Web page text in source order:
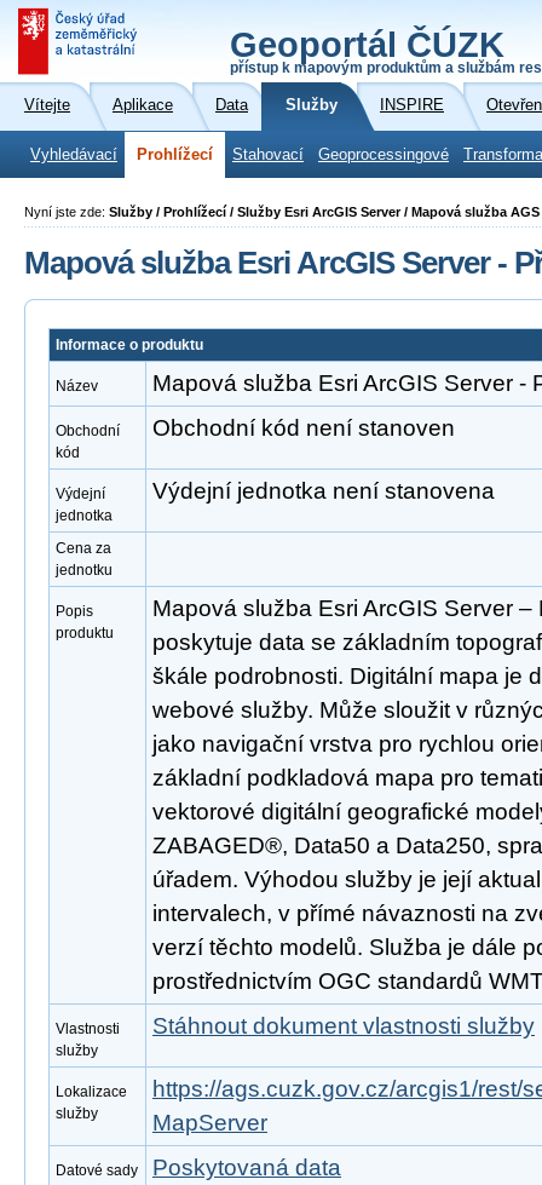
Geoportál ČÚZK
přístup k mapovým produktům a službám
Vítejte Aplikace Data Služby INSPIRE
Vyhledávací Prohlížecí Stahovací Geoprocessingové
Nyní jste zde: Služby / Prohlížecí / Služby Esri ArcGIS Server / Mapová služba
Mapová služba Esri ArcGIS Server -
Informace o produktu
Název Mapová služba Esri ArcGIS Server -
Obchodní
kód
Obchodní kód není stanoven
Výdejní
jednotka
Výdejní jednotka není stanovena
Cena za
jednotku
Popis
produktu
Mapová služba Esri ArcGIS Server
poskytuje data se základním
škále podrobnosti. Digitální mapa je
webové služby. Může sloužit v
jako navigační vrstva pro rychlou
základní podkladová mapa pro
vektorové digitální geografické
ZABAGED®, Data50 a Data250,
úřadem. Výhodou služby je její
intervalech, v přímé návaznosti na
verzí těchto modelů. Služba je dále
prostřednictvím OGC standardů
Vlastnosti
služby
Stáhnout dokument vlastnosti služby
Lokalizace
služby
https://ags.cuzk.gov.cz/arcgis1/rest/
MapServer
Datové sady
Poskytovaná data